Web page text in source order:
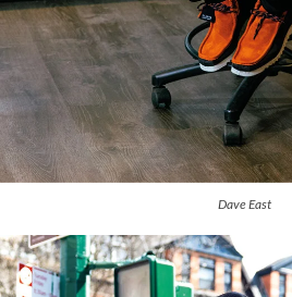
Dave East